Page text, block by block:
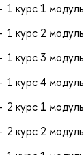
1 курс 1
1 курс 2
1 курс 3
1 курс 4
2 курс 1
2 курс 2